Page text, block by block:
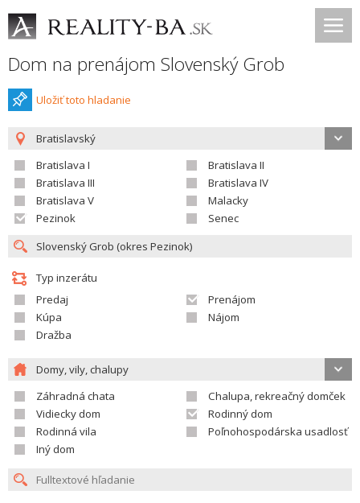
Dom na prenájom Slovenský Grob
Uložiť toto hladanie
Bratislavský
Bratislava I
Bratislava II
Bratislava III
Bratislava IV
Bratislava V
Malacky
Pezinok
Senec
Typ inzerátu
Predaj
Prenájom
Kúpa
Nájom
Dražba
Domy, vily, chalupy
Záhradná chata
Chalupa, rekreačný domček
Vidiecky dom
Rodinný dom
Rodinná vila
Poľnohospodárska usadlosť
Iný dom